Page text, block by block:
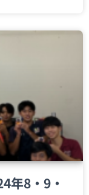
年8・9・